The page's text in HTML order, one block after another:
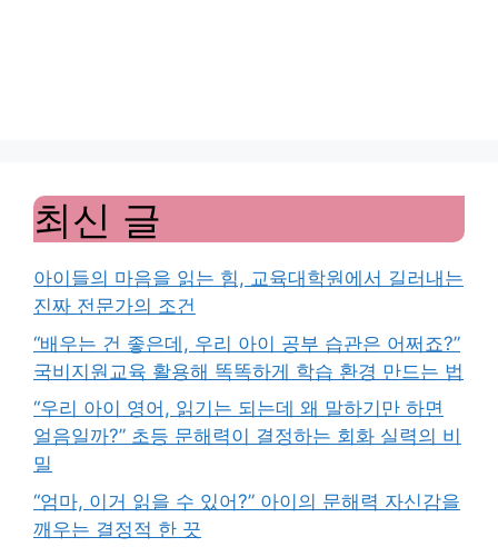
최신 글
아이들의 마음을 읽는 힘, 교육대학원에서 길러내는
진짜 전문가의 조건
“배우는 건 좋은데, 우리 아이 공부 습관은 어쩌죠?”
국비지원교육 활용해 똑똑하게 학습 환경 만드는 법
“우리 아이 영어, 읽기는 되는데 왜 말하기만 하면
얼음일까?” 초등 문해력이 결정하는 회화 실력의 비
밀
“엄마, 이거 읽을 수 있어?” 아이의 문해력 자신감을
깨우는 결정적 한 끗